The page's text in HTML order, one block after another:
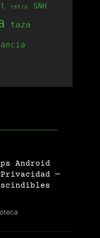
retro SNH
taza
Android
—